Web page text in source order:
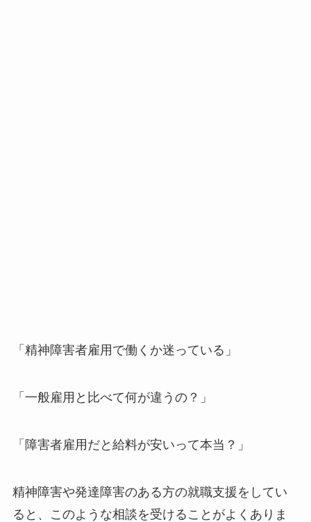
「精神障害者雇用で働くか迷っている」
「一般雇用と比べて何が違うの？」
「障害者雇用だと給料が安いって本当？」
精神障害や発達障害のある方の就職支援をしてい
ると、このような相談を受けることがよくありま